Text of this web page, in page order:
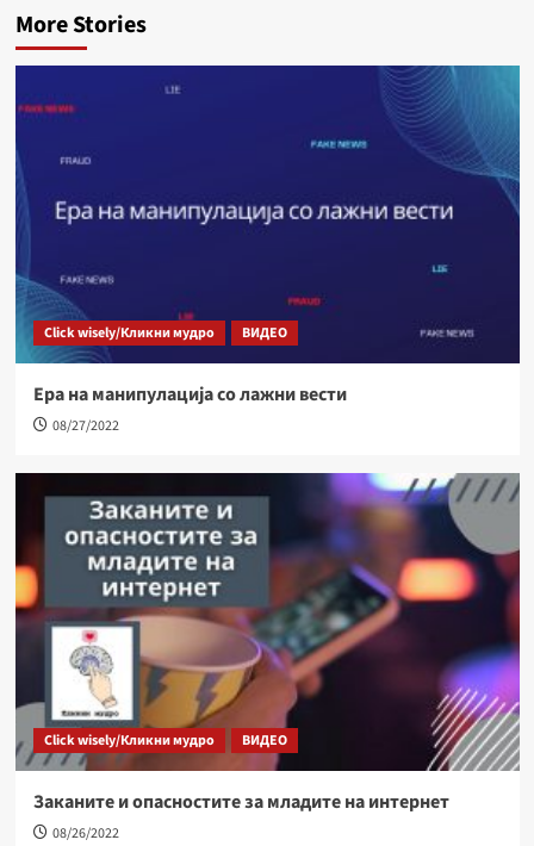
More Stories
Click wisely/Кликни мудро ВИДЕО
Ера на манипулација со лажни вести
08/27/2022
Click wisely/Кликни мудро ВИДЕО
Заканите и опасностите за младите на интернет
08/26/2022